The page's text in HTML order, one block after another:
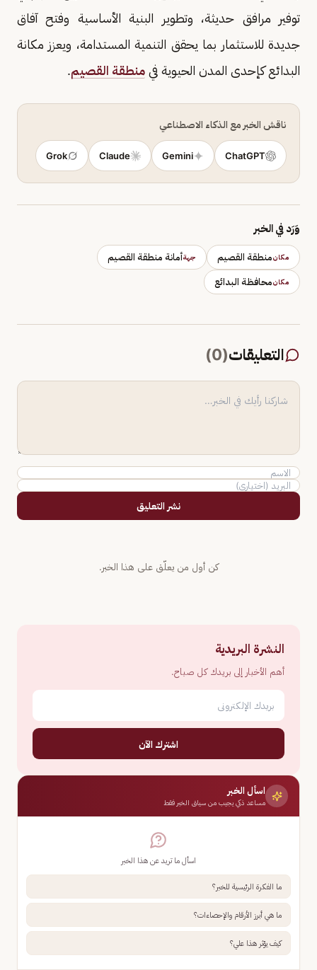
توفير مرافق حديثة، وتطوير البنية الأساسية وفتح آفاق
جديدة للاستثمار بما يحقق التنمية المستدامة، ويعزز مكانة
البدائع كإحدى المدن الحيوية في منطقة القصيم.
ناقش الخبر مع الذكاء الاصطناعي
ChatGPT
Gemini
Claude
Grok
وَرَد في الخبر
مكانمنطقة القصيم جهةأمانة منطقة القصيم
مكانمحافظة البدائع
التعليقات(
0
)
نشر التعليق
كن أول من يعلّق على هذا الخبر.
النشرة البريدية
أهم الأخبار إلى بريدك كل صباح.
اشترك الآن
اسأل الخبر
مساعد ذكي يجيب من سياق الخبر فقط
اسأل ما تريد عن هذا الخبر
ما الفكرة الرئيسية للخبر؟
ما هي أبرز الأرقام والإحصاءات؟
كيف يؤثر هذا علي؟